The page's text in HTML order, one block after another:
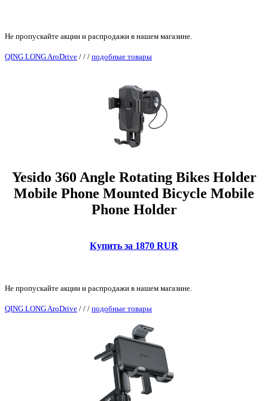
Не пропускайте акции и распродажи в нашем магазине.
QING LONG AroDrive / / / подобные товары
Yesido 360 Angle Rotating Bikes Holder
Mobile Phone Mounted Bicycle Mobile
Phone Holder
Купить за 1870 RUR
Не пропускайте акции и распродажи в нашем магазине.
QING LONG AroDrive / / / подобные товары